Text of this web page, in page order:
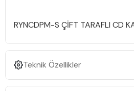
RYNCDPM-S ÇİFT TARAFLI CD
Teknik Özellikler